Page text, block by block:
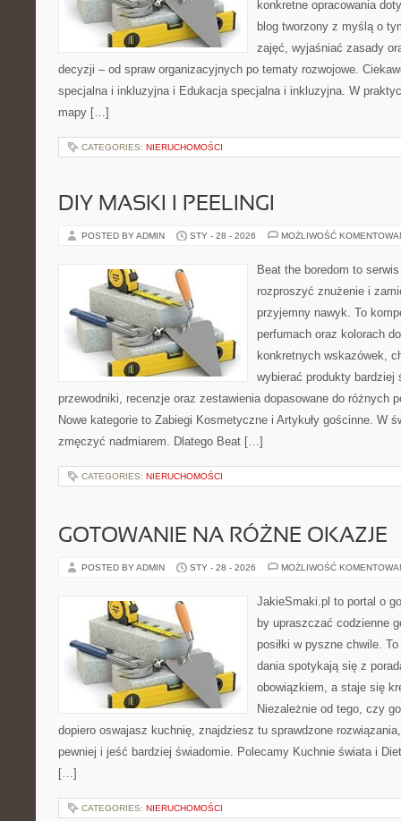
konkretne opracowania
blog tworzony z myślą o
zajęć, wyjaśniać zasady
decyzji – od spraw organizacyjnych po tematy rozwojowe.
specjalna i inkluzyjna i Edukacja specjalna i inkluzyjna. W
mapy […]
CATEGORIES: NIERUCHOMOŚCI
DIY MASKI I PEELINGI
POSTED BY ADMIN STY - 28 - 2026 MOŻLIWOŚĆ
Beat the boredom to
rozproszyć znużenie i
przyjemny nawyk. To
perfumach oraz kolorach
konkretnych wskazówek,
wybierać produkty bardziej
przewodniki, recenzje oraz zestawienia dopasowane do różnych
Nowe kategorie to Zabiegi Kosmetyczne i Artykuły gościnne. W
zmęczyć nadmiarem. Dlatego Beat […]
CATEGORIES: NIERUCHOMOŚCI
GOTOWANIE NA RÓŻNE OKAZJE
POSTED BY ADMIN STY - 28 - 2026 MOŻLIWOŚĆ
JakieSmaki.pl to portal o
by upraszczać codzienne
posiłki w pyszne chwile.
dania spotykają się z
obowiązkiem, a staje się
Niezależnie od tego, czy
dopiero oswajasz kuchnię, znajdziesz tu sprawdzone
pewniej i jeść bardziej świadomie. Polecamy Kuchnie świata i
[…]
CATEGORIES: NIERUCHOMOŚCI